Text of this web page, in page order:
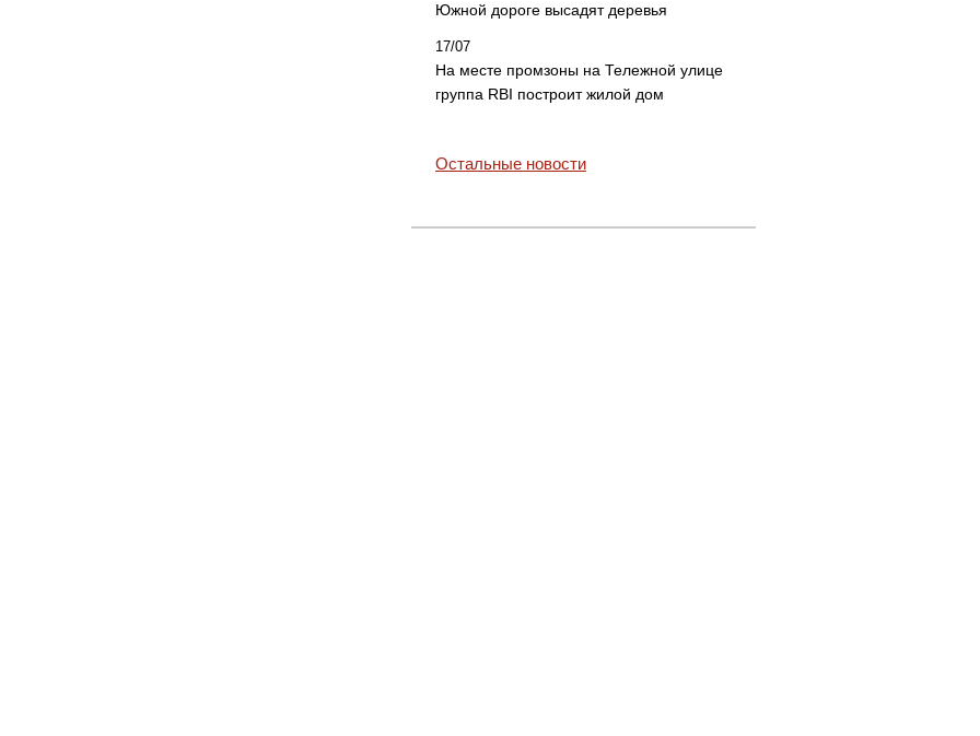
Южной дороге высадят деревья
17/07
На месте промзоны на Тележной улице
группа RBI построит жилой дом
Остальные новости